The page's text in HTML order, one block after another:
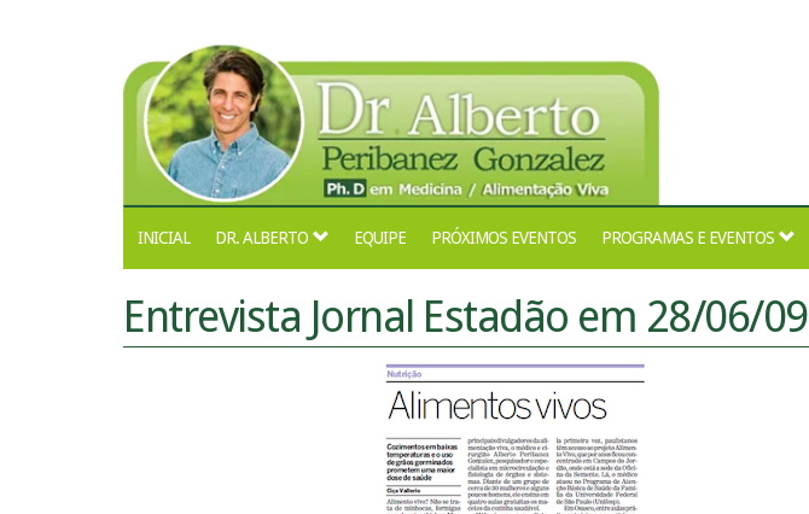
INICIAL DR. ALBERTO EQUIPE PRÓXIMOS EVENTOS PROGRAMAS E EVENTOS
Entrevista Jornal Estadão em 28/06/09